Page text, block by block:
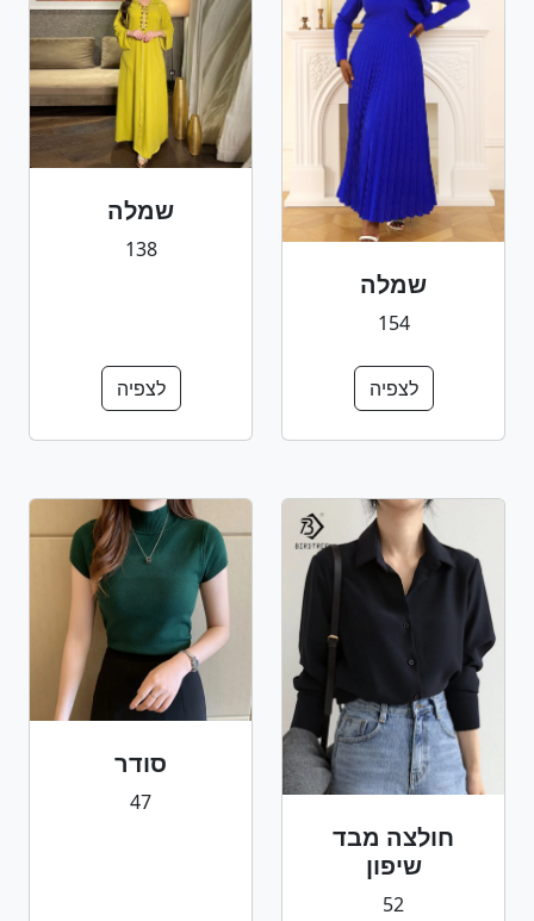
שמלה
154
לצפיה
שמלה
138
לצפיה
חולצה מבד
שיפון
52
סודר
47